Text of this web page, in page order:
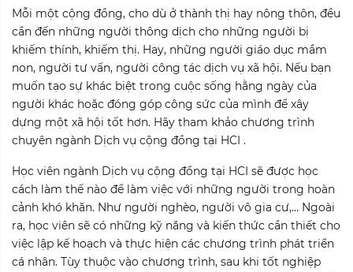
Mỗi một cộng đồng, cho dù ở thành thị hay nông thôn, đều
cần đến những người thông dịch cho những người bị
khiếm thính, khiếm thị. Hay, những người giáo dục mầm
non, người tư vấn, người công tác dịch vụ xã hội. Nếu bạn
muốn tạo sự khác biệt trong cuộc sống hằng ngày của
người khác hoặc đóng góp công sức của mình để xây
dựng một xã hội tốt hơn. Hãy tham khảo chương trình
chuyên ngành Dịch vụ cộng đồng tại HCI .
Học viên ngành Dịch vụ cộng đồng tại HCI sẽ được học
cách làm thế nào để làm việc với những người trong hoàn
cảnh khó khăn. Như người nghèo, người vô gia cư,… Ngoài
ra, học viên sẽ có những kỹ năng và kiến thức cần thiết cho
việc lập kế hoạch và thực hiện các chương trình phát triển
cá nhân. Tùy thuộc vào chương trình, sau khi tốt nghiệp